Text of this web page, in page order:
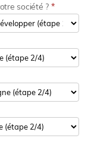
société ? *